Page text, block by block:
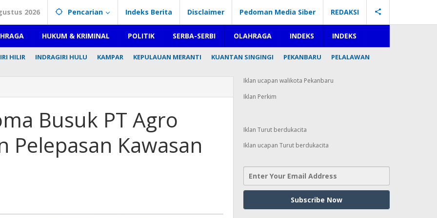
2026 Pencarian Indeks Berita Disclaimer Pedoman Media Siber REDAKSI
HUKUM & KRIMINAL POLITIK SERBA-SERBI OLAHRAGA INDEKS INDEKS
HILIR INDRAGIRI HULU KAMPAR KEPULAUAN MERANTI KUANTAN SINGINGI PEKANBARU
PELALAWAN
Busuk PT Agro
Pelepasan Kawasan
Iklan ucapan walikota Pekanbaru
Iklan Perkim
Iklan Turut berdukacita
Iklan ucapan Turut berdukacita